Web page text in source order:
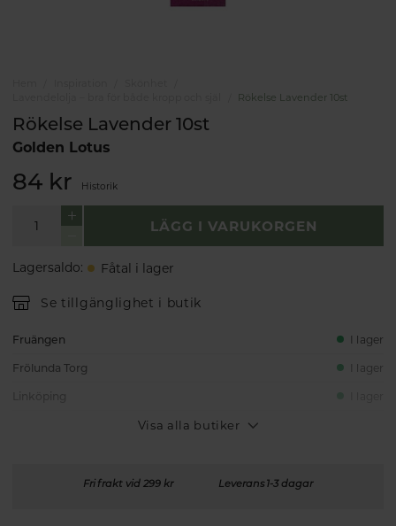
Rökelse Lavender 10st
Rökelse Lavender 10st
Golden Lotus
84 kr Historik
LÄGG I VARUKORGEN
Lagersaldo: Fåtal i lager
Se tillgänglighet i butik
Fruängen I lager
Frölunda Torg I lager
Visa alla butiker
Fri frakt vid 299 kr Leverans 1-3 dagar